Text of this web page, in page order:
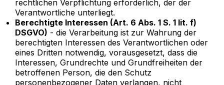
rechtlichen Verpflichtung erforderlich, der der
Verantwortliche unterliegt.
Berechtigte Interessen (Art. 6 Abs. 1 S. 1 lit. f)
DSGVO) - die Verarbeitung ist zur Wahrung der
berechtigten Interessen des Verantwortlichen oder
eines Dritten notwendig, vorausgesetzt, dass die
Interessen, Grundrechte und Grundfreiheiten der
betroffenen Person, die den Schutz
personenbezogener Daten verlangen, nicht